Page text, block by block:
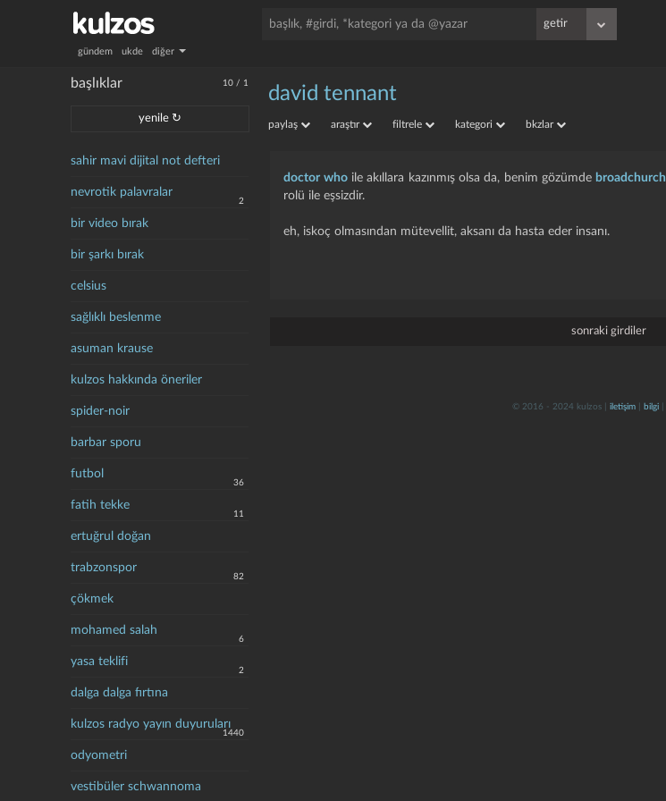
gündem ukde diğer
10 / 1
başlıklar
yenile ↻
sahir mavi dijital not defteri
nevrotik palavralar
2
bir video bırak
bir şarkı bırak
celsius
sağlıklı beslenme
asuman krause
kulzos hakkında öneriler
spider-noir
barbar sporu
futbol
36
fatih tekke
11
ertuğrul doğan
trabzonspor
82
çökmek
mohamed salah
6
yasa teklifi
2
dalga dalga fırtına
kulzos radyo yayın duyuruları
1440
odyometri
vestibüler schwannoma
david tennant
paylaş araştır filtrele kategori bkzlar
doctor whoile akıllara kazınmış olsa da, benim gözümde broadchurch
rolü ile eşsizdir.
eh, iskoç olmasından mütevellit, aksanı da hasta eder insanı.
sonraki girdiler
© 2016 - 2024 kulzos | iletişim bilgi